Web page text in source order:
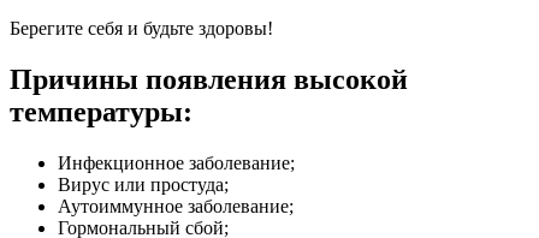
Берегите себя и будьте здоровы!
Причины появления высокой
температуры:
Инфекционное заболевание;
Вирус или простуда;
Аутоиммунное заболевание;
Гормональный сбой;